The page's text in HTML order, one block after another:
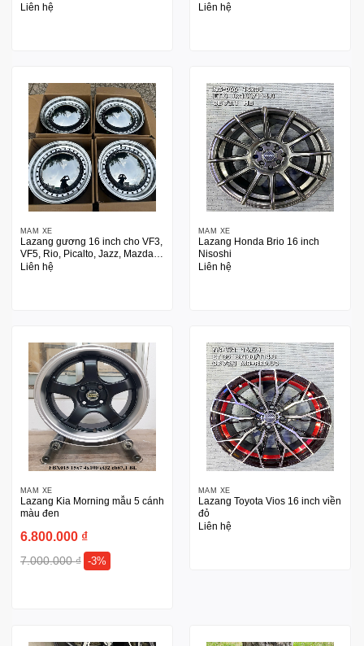
Liên hệ
Liên hệ
MÂM XE
Lazang gương 16 inch cho VF3,
VF5, Rio, Picalto, Jazz, Mazda2,
Swith
Liên hệ
MÂM XE
Lazang Honda Brio 16 inch
Nisoshi
Liên hệ
MÂM XE
Lazang Kia Morning mẫu 5 cánh
màu đen
6.800.000 ₫
7.000.000₫ -3%
MÂM XE
Lazang Toyota Vios 16 inch viền
đỏ
Liên hệ